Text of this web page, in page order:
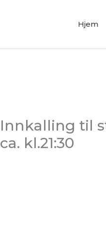
Hjem
Innkalling til
ca. kl.21:30